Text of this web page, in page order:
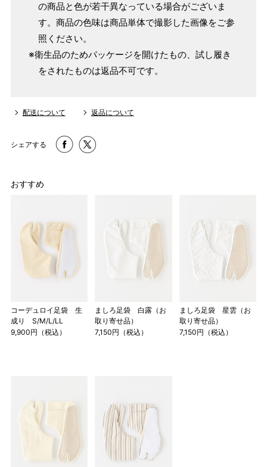
の商品と色が若干異なっている場合がございま
す。商品の色味は商品単体で撮影した画像をご参
照ください。
※衛生品のためパッケージを開けたもの、試し履き
をされたものは返品不可です。
配送について 返品について
シェアする
おすすめ
コーデュロイ足袋 生
成り S/M/L/LL
9,900円（税込）
ましろ足袋 白露（お
取り寄せ品）
7,150円（税込）
ましろ足袋 星雲（お
取り寄せ品）
7,150円（税込）